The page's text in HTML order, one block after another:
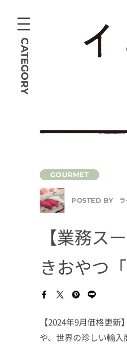
CATEGORY
POSTED BY
【業務ス
きおやつ
【2024年9月価格更
や、世界の珍しい輸